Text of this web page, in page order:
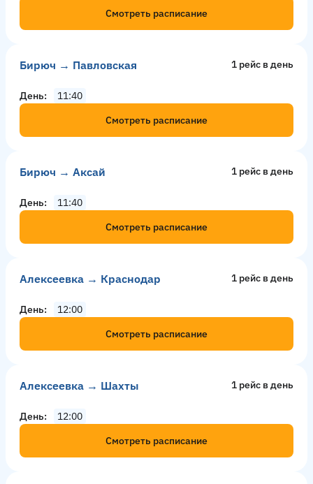
Смотреть расписание
Бирюч → Павловская 1 рейс в день
День
11:40
Смотреть расписание
Бирюч → Аксай 1 рейс в день
День
11:40
Смотреть расписание
Алексеевка → Краснодар 1 рейс в день
День
12:00
Смотреть расписание
Алексеевка → Шахты 1 рейс в день
День
12:00
Смотреть расписание